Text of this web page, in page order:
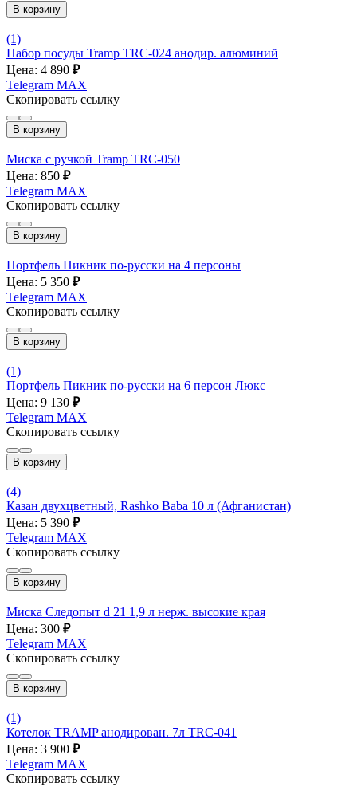
В корзину
(1)
Набор посуды Tramp TRC-024 анодир. алюминий
Цена: 4 890 ₽
Telegram MAX
Скопировать ссылку
В корзину
Миска с ручкой Tramp TRC-050
Цена: 850 ₽
Telegram MAX
Скопировать ссылку
В корзину
Портфель Пикник по-русски на 4 персоны
Цена: 5 350 ₽
Telegram MAX
Скопировать ссылку
В корзину
(1)
Портфель Пикник по-русски на 6 персон Люкс
Цена: 9 130 ₽
Telegram MAX
Скопировать ссылку
В корзину
(4)
Казан двухцветный, Rashko Baba 10 л (Афганистан)
Цена: 5 390 ₽
Telegram MAX
Скопировать ссылку
В корзину
Миска Следопыт d 21 1,9 л нерж. высокие края
Цена: 300 ₽
Telegram MAX
Скопировать ссылку
В корзину
(1)
Котелок TRAMP анодирован. 7л TRC-041
Цена: 3 900 ₽
Telegram MAX
Скопировать ссылку